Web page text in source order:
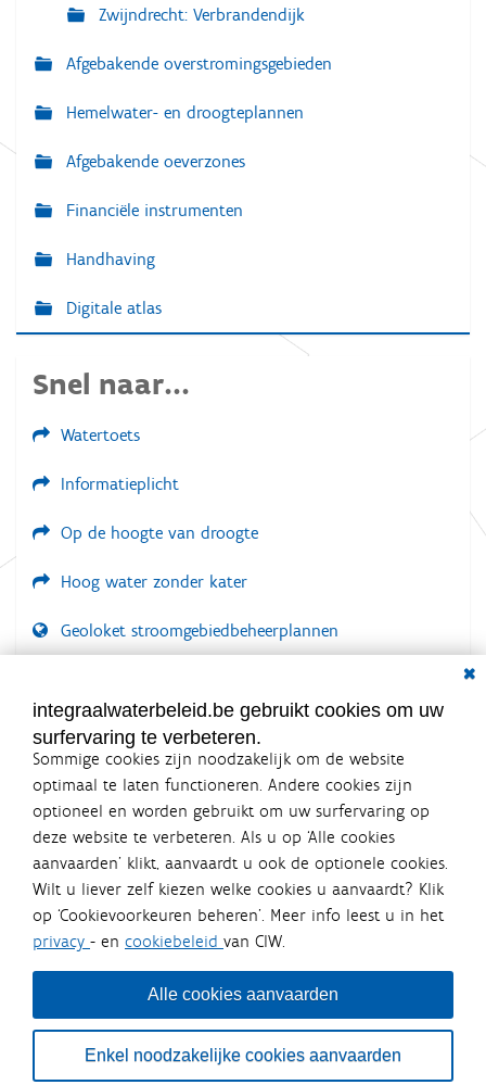
Zwijndrecht: Verbrandendijk
Afgebakende overstromingsgebieden
Hemelwater- en droogteplannen
Afgebakende oeverzones
Financiële instrumenten
Handhaving
Digitale atlas
Snel naar...
Watertoets
Informatieplicht
Op de hoogte van droogte
Hoog water zonder kater
Geoloket stroomgebiedbeheerplannen
LOGIN VEREIST
integraalwaterbeleid.be gebruikt cookies om uw
surfervaring te verbeteren.
Sommige cookies zijn noodzakelijk om de website
optimaal te laten functioneren. Andere cookies zijn
optioneel en worden gebruikt om uw surfervaring op
deze website te verbeteren. Als u op ‘Alle cookies
aanvaarden’ klikt, aanvaardt u ook de optionele cookies.
Wilt u liever zelf kiezen welke cookies u aanvaardt? Klik
op ‘Cookievoorkeuren beheren’. Meer info leest u in het
privacy - en cookiebeleid van CIW.
Alle cookies aanvaarden
Enkel noodzakelijke cookies aanvaarden
Integraalwaterbeleid.be is een
officiële website van de Vlaamse
overheid
uitgegeven door Coördinatiecommissie Integraal
Waterbeleid
De Coördinatiecommissie Integraal Waterbeleid (CIW) is een
bestuursniveaus die bij het waterbeleid betrokken zijn. Ook
waterbedrijven nemen deel aan het overleg. Deze
samenwerking zorgt voor een gecoördineerde en
geïntegreerde aanpak van het waterbeleid en waterbeheer
in Vlaanderen.